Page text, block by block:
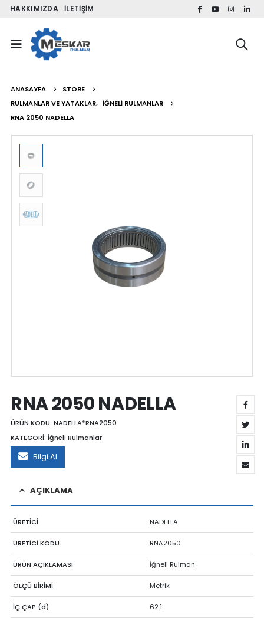
HAKKIMIZDA İLETIŞIM
ANASAYFA
STORE
RULMANLAR VE YATAKLAR, İĞNELI RULMANLAR
RNA 2050 NADELLA
RNA 2050 NADELLA
ÜRÜN KODU: NADELLA*RNA2050
KATEGORİ: İğneli Rulmanlar
Bilgi Al
AÇIKLAMA
ÜRETİCİ NADELLA
ÜRETİCİ KODU RNA2050
ÜRÜN AÇIKLAMASI İğneli Rulman
ÖLÇÜ BİRİMİ Metrik
İÇ ÇAP (d) 62.1